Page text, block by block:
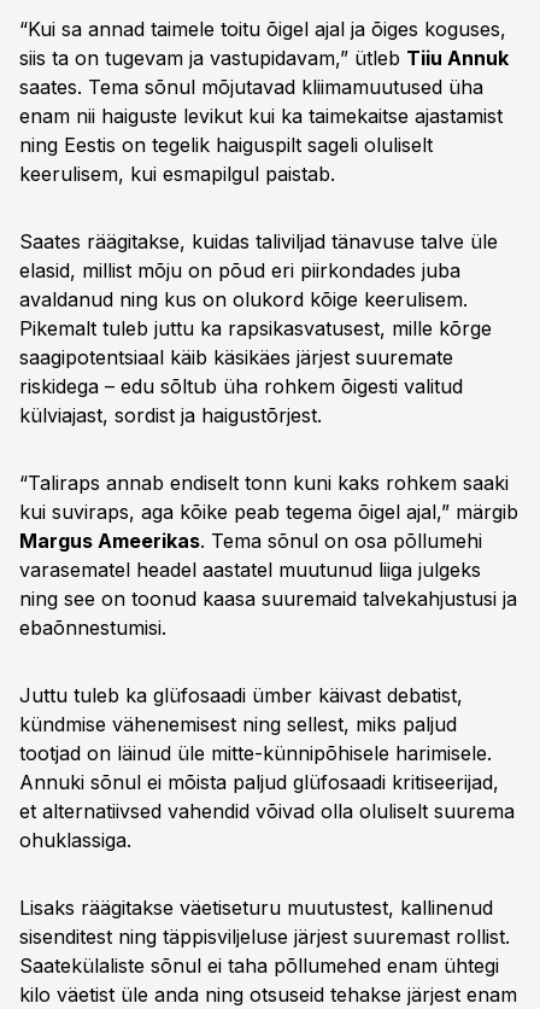
“Kui sa annad taimele toitu õigel ajal ja õiges koguses,
siis ta on tugevam ja vastupidavam,” ütleb Tiiu Annuk
saates. Tema sõnul mõjutavad kliimamuutused üha
enam nii haiguste levikut kui ka taimekaitse ajastamist
ning Eestis on tegelik haiguspilt sageli oluliselt
keerulisem, kui esmapilgul paistab.
Saates räägitakse, kuidas taliviljad tänavuse talve üle
elasid, millist mõju on põud eri piirkondades juba
avaldanud ning kus on olukord kõige keerulisem.
Pikemalt tuleb juttu ka rapsikasvatusest, mille kõrge
saagipotentsiaal käib käsikäes järjest suuremate
riskidega – edu sõltub üha rohkem õigesti valitud
külviajast, sordist ja haigustõrjest.
“Taliraps annab endiselt tonn kuni kaks rohkem saaki
kui suviraps, aga kõike peab tegema õigel ajal,” märgib
Margus Ameerikas. Tema sõnul on osa põllumehi
varasematel headel aastatel muutunud liiga julgeks
ning see on toonud kaasa suuremaid talvekahjustusi ja
ebaõnnestumisi.
Juttu tuleb ka glüfosaadi ümber käivast debatist,
kündmise vähenemisest ning sellest, miks paljud
tootjad on läinud üle mitte-künnipõhisele harimisele.
Annuki sõnul ei mõista paljud glüfosaadi kritiseerijad,
et alternatiivsed vahendid võivad olla oluliselt suurema
ohuklassiga.
Lisaks räägitakse väetiseturu muutustest, kallinenud
sisenditest ning täppisviljeluse järjest suuremast rollist.
Saatekülaliste sõnul ei taha põllumehed enam ühtegi
kilo väetist üle anda ning otsuseid tehakse järjest enam